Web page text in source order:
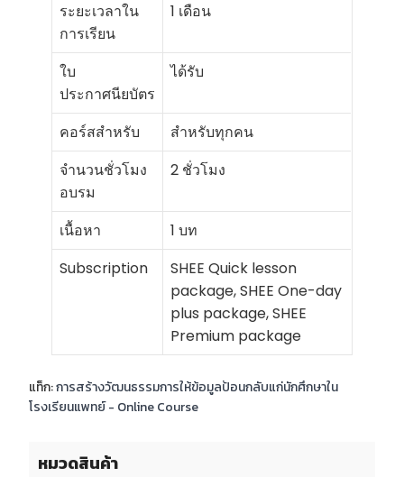
หมวดสินค้า
ระยะเวลาใน
การเรียน
1 เดือน
ใบ
ประกาศนียบัตร
ได้รับ
คอร์สสำหรับ
สำหรับทุกคน
จำนวนชั่วโมง
อบรม
2 ชั่วโมง
เนื้อหา
1 บท
Subscription
SHEE Quick lesson
package, SHEE One-day
plus package, SHEE
Premium package
แท็ก:การสร้างวัฒนธรรมการให้ข้อมูลป้อนกลับแก่นักศึกษาใน
โรงเรียนแพทย์ - Online Course